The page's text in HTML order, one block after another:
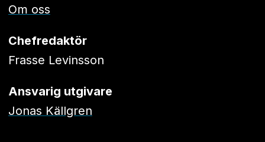
Om oss
Chefredaktör
Frasse Levinsson
Ansvarig utgivare
Jonas Källgren